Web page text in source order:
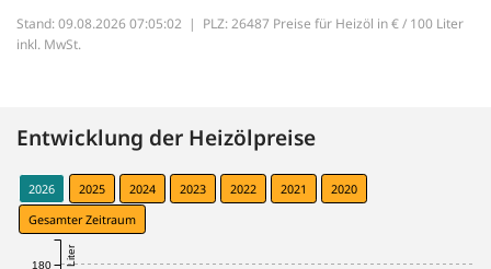
Stand: 09.08.2026 07:05:02 | PLZ: 26487 Preise für Heizöl in € / 100 Liter
inkl. MwSt.
Entwicklung der Heizölpreise
2026 2025 2024 2023 2022 2021
2020
Gesamter Zeitraum
180